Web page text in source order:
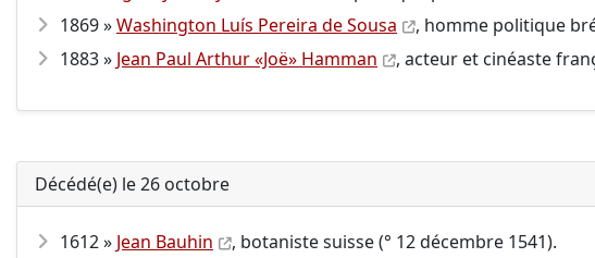
1869 »Washington Luís Pereira de Sousa , homme politique
1883 » Jean Paul Arthur «Joë» Hamman , acteur et cinéaste
Décédé(e) le 26 octobre
1612 » Jean Bauhin
, botaniste suisse (° 12 décembre 1541).